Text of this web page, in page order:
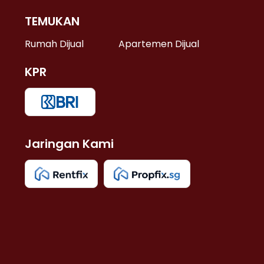
TEMUKAN
Rumah Dijual Apartemen Dijual
KPR
Jaringan Kami